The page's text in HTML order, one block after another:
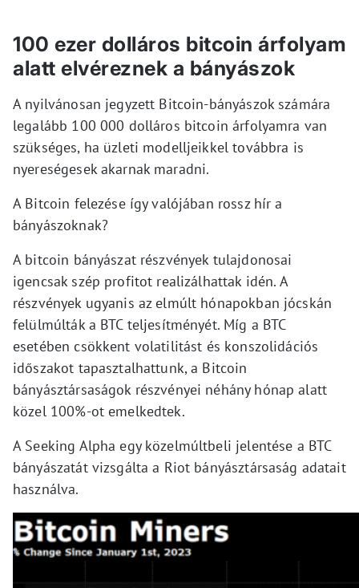
100 ezer dolláros bitcoin árfolyam
alatt elvéreznek a bányászok
A nyilvánosan jegyzett Bitcoin-bányászok számára
legalább 100 000 dolláros bitcoin árfolyamra van
szükséges, ha üzleti modelljeikkel továbbra is
nyereségesek akarnak maradni.
A Bitcoin felezése így valójában rossz hír a
bányászoknak?
A bitcoin bányászat részvények tulajdonosai
igencsak szép profitot realizálhattak idén. A
részvények ugyanis az elmúlt hónapokban jócskán
felülmúlták a BTC teljesítményét. Míg a BTC
esetében csökkent volatilitást és konszolidációs
időszakot tapasztalhattunk, a Bitcoin
bányásztársaságok részvényei néhány hónap alatt
közel 100%-ot emelkedtek.
A Seeking Alpha egy közelmúltbeli jelentése a BTC
bányászatát vizsgálta a Riot bányásztársaság adatait
használva.